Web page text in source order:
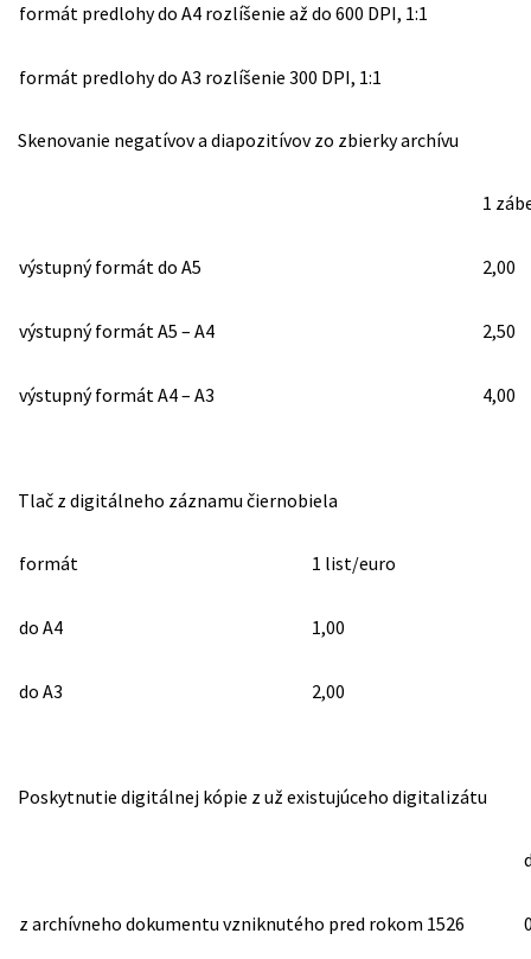
formát predlohy do A4 rozlíšenie až do 600 DPI, 1:1
formát predlohy do A3 rozlíšenie 300 DPI, 1:1
Skenovanie negatívov a diapozitívov zo zbierky archívu
1
výstupný formát do A5 2,00
výstupný formát A5 – A4 2,50
výstupný formát A4 – A3 4,00
Tlač z digitálneho záznamu čiernobiela
formát 1 list/euro
do A4 1,00
do A3 2,00
Poskytnutie digitálnej kópie z už existujúceho digitalizátu
z archívneho dokumentu vzniknutého pred rokom 1526